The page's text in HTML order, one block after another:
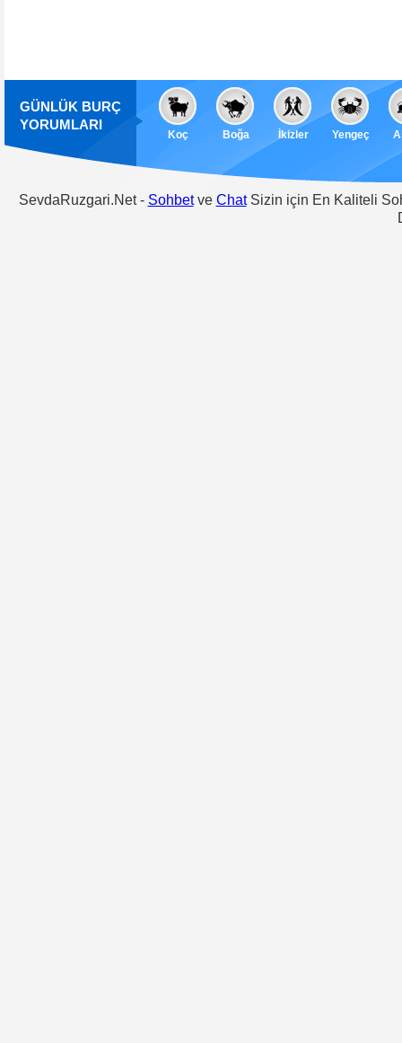
GÜNLÜK BURÇ
YORUMLARI
Koç Boğa İkizler Yengeç
SevdaRuzgari.Net - Sohbetve ChatSizin için En Kaliteli